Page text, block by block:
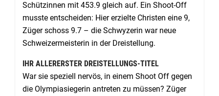
Schützinnen mit 453.9 gleich auf. Ein Shoot-Off
musste entscheiden: Hier erzielte Christen eine 9,
Züger schoss 9.7 – die Schwyzerin war neue
Schweizermeisterin in der Dreistellung.
IHR ALLERERSTER DREISTELLUNGS-TITEL
War sie speziell nervös, in einem Shoot Off gegen
die Olympiasiegerin antreten zu müssen? Züger